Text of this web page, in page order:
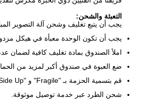
التعبئة والشحن:
يجب أن يتبع تغليف وشحن آلة التصوير
يجب أن تكون الوحدة معبأة في هيكل
املأ الصندوق بمادة تغليف كافية لضمان
ضع العبوة في صندوق أكبر لمزيد من
قم بتسمية الحزمة بـ "Fragile" و "This Side Up" لسهولة التعرف عليها.
شحن الطرد عبر خدمة توصيل موثوقة.